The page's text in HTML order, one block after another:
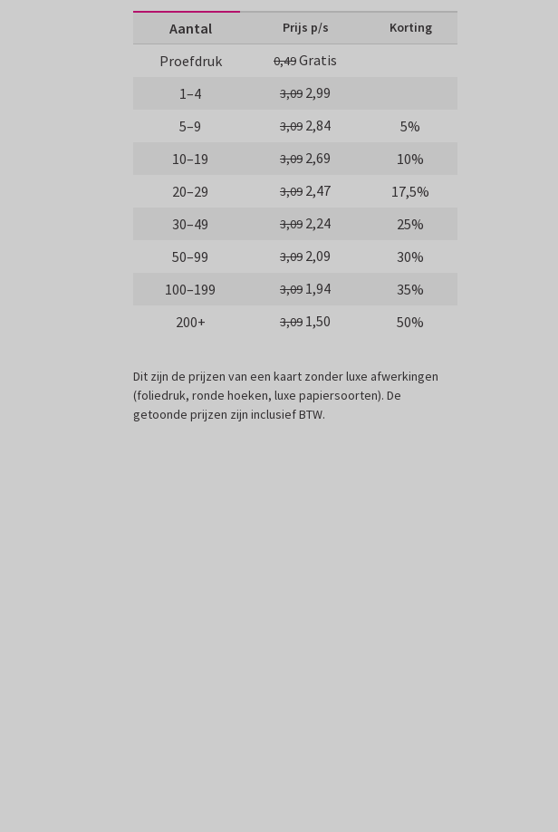
Aantal Prijs p/s Korting
Proefdruk 0,49Gratis
1–4
3,09 2,99
5–9
3,09 2,84
5%
10–19
3,09 2,69
10%
20–29
3,09 2,47
17,5%
30–49
3,09 2,24
25%
50–99
3,09 2,09
30%
100–199
3,09 1,94
35%
200+
3,09 1,50 50%
Dit zijn de prijzen van een kaart zonder luxe afwerkingen
(foliedruk, ronde hoeken, luxe papiersoorten). De
getoonde prijzen zijn inclusief BTW.